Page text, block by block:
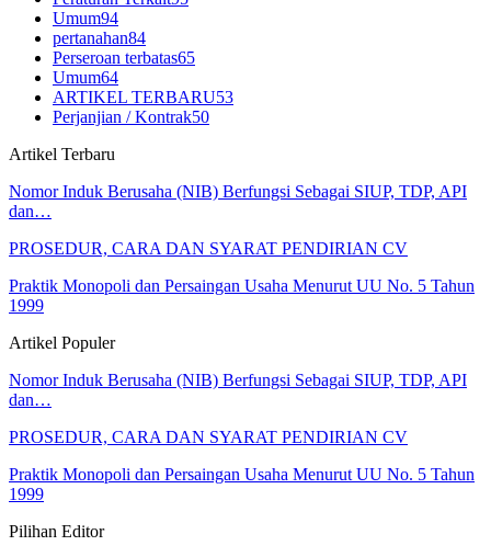
Umum94
pertanahan84
Perseroan terbatas65
Umum64
ARTIKEL TERBARU53
Perjanjian / Kontrak50
Artikel Terbaru
Nomor Induk Berusaha (NIB) Berfungsi Sebagai SIUP, TDP, API
dan…
PROSEDUR, CARA DAN SYARAT PENDIRIAN CV
Praktik Monopoli dan Persaingan Usaha Menurut UU No. 5 Tahun
1999
Artikel Populer
Nomor Induk Berusaha (NIB) Berfungsi Sebagai SIUP, TDP, API
dan…
PROSEDUR, CARA DAN SYARAT PENDIRIAN CV
Praktik Monopoli dan Persaingan Usaha Menurut UU No. 5 Tahun
1999
Pilihan Editor